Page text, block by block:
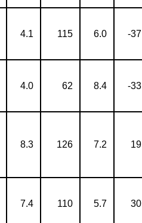
4.1 115 6.0 -37
4.0 62 8.4 -33
8.3 126 7.2 19
7.4 110 5.7 30